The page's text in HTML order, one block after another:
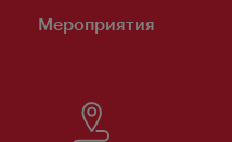
Мероприятия